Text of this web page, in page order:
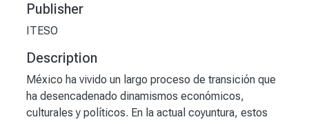
Publisher
ITESO
Description
México ha vivido un largo proceso de transición que
ha desencadenado dinamismos económicos,
culturales y políticos. En la actual coyuntura, estos